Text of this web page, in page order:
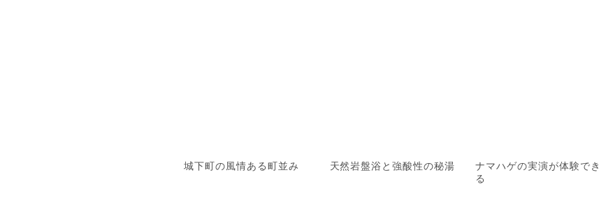
城下町の風情ある町並み 天然岩盤浴と強酸性の秘湯
ナマハゲの実演が体験でき
る